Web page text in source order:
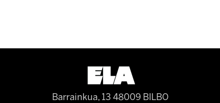
Barrainkua, 13 48009 BILBO